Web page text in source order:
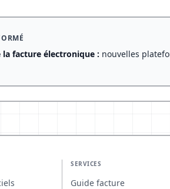
la facture électronique : nouvelles
SERVICES
Guide facture